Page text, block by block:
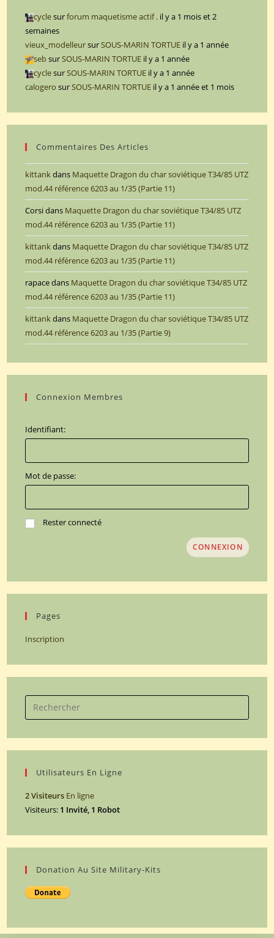
cyclesurforum maquetisme actif . il y a 1 mois et 2
semaines
vieux_modelleursurSOUS-MARIN TORTUE il y a 1 année
sebsurSOUS-MARIN TORTUE il y a 1 année
cyclesurSOUS-MARIN TORTUE il y a 1 année
calogero surSOUS-MARIN TORTUE il y a 1 année et 1 mois
Commentaires Des Articles
kittankdans Maquette Dragon du char soviétique T34/85 UTZ
mod.44 référence 6203 au 1/35 (Partie 11)
Corsidans Maquette Dragon du char soviétique T34/85 UTZ
mod.44 référence 6203 au 1/35 (Partie 11)
kittankdans Maquette Dragon du char soviétique T34/85 UTZ
mod.44 référence 6203 au 1/35 (Partie 11)
rapacedans Maquette Dragon du char soviétique T34/85 UTZ
mod.44 référence 6203 au 1/35 (Partie 11)
kittankdans Maquette Dragon du char soviétique T34/85 UTZ
mod.44 référence 6203 au 1/35 (Partie 9)
Connexion Membres
Identifiant:
Mot de passe:
Rester connecté
CONNEXION
Pages
Inscription
Search
for:
Utilisateurs En Ligne
2 Visiteurs En ligne
Visiteurs: 1 Invité, 1 Robot
Donation Au Site Military-Kits